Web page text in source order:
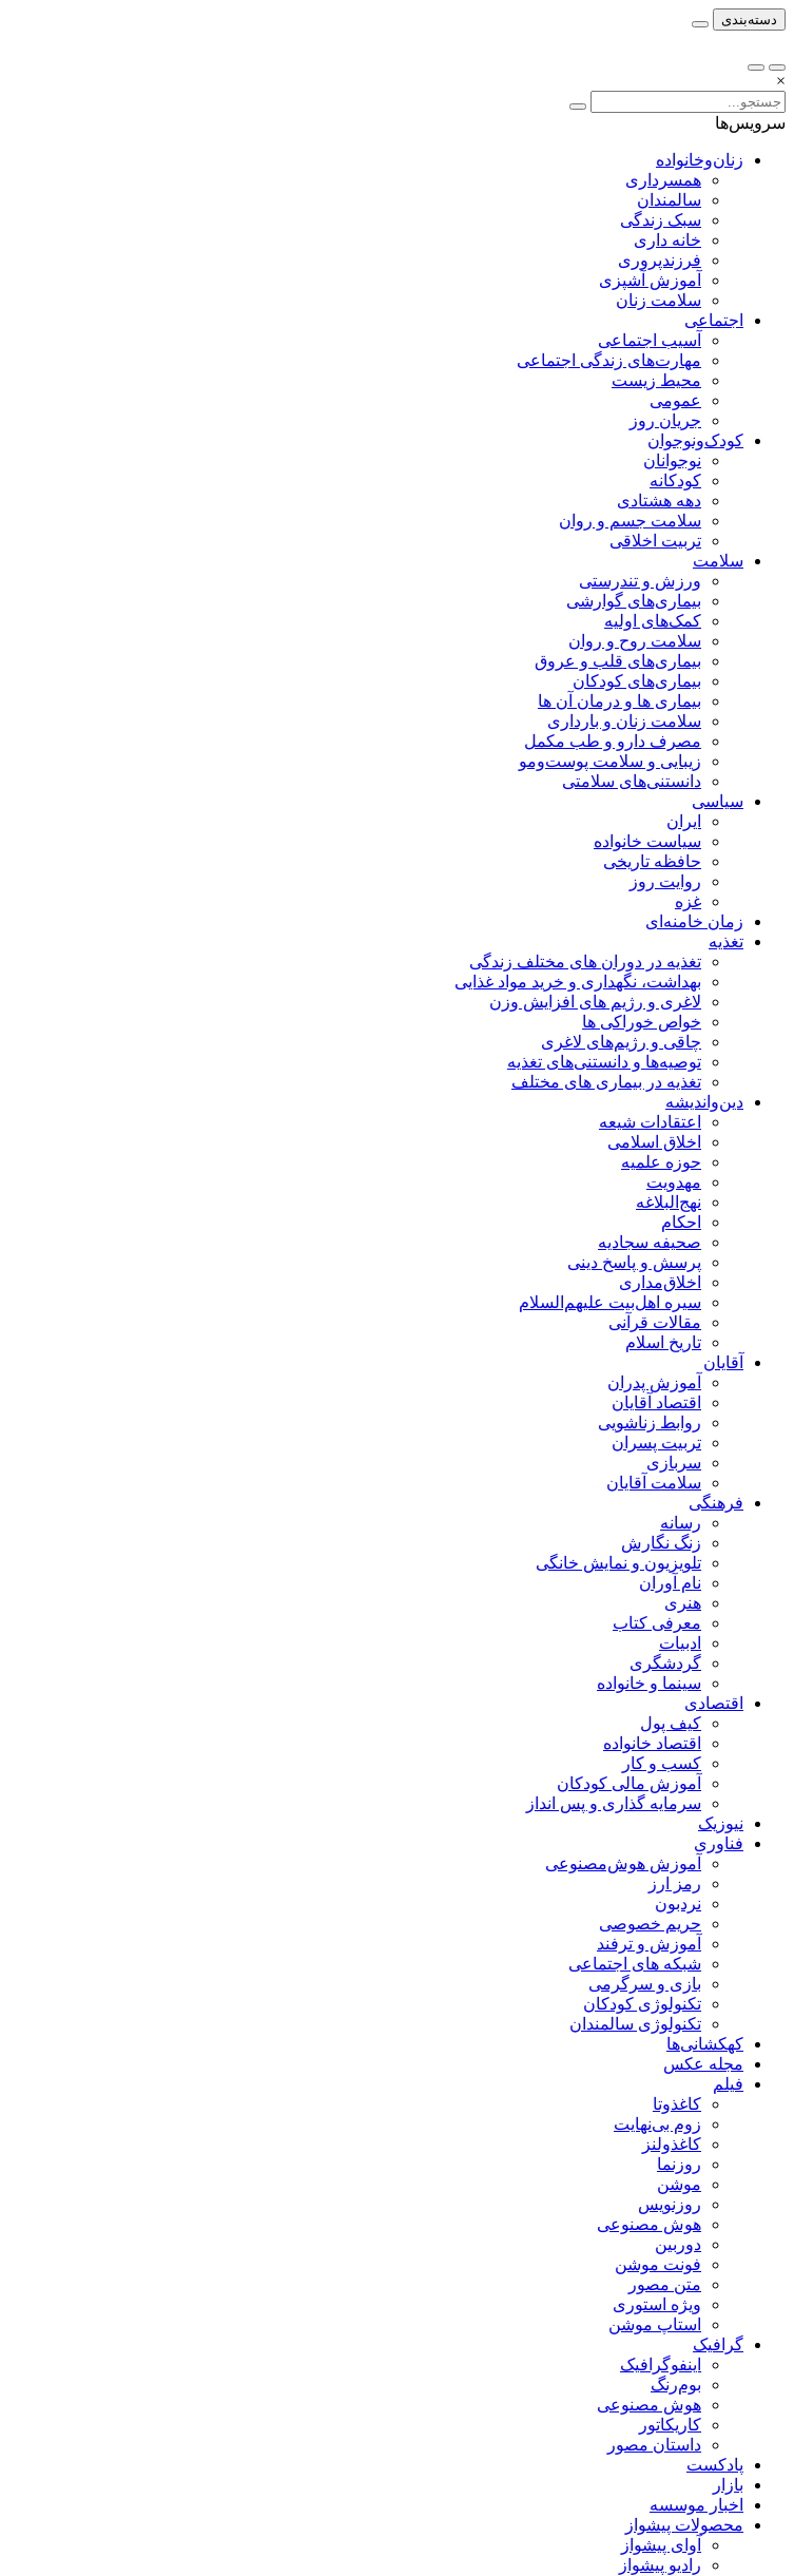
دسته‌بندی
×
سرویس‌ها
زنان‌وخانواده
همسرداری
سالمندان
سبک زندگی
خانه داری
فرزندپروری
آموزش آشپزی
سلامت زنان
اجتماعی
آسیب اجتماعی
مهارت‌های زندگی اجتماعی
محیط زیست
عمومی
جریان روز
کودک‌ونوجوان
نوجوانان
کودکانه
دهه هشتادی
سلامت جسم و روان
تربیت اخلاقی
سلامت
ورزش و تندرستی
بیماری‌های گوارشی
کمک‌های اولیه
سلامت روح و روان
بیماری‌های قلب و عروق
بیماری‌های کودکان
بیماری ها و درمان آن ها
سلامت زنان و بارداری
مصرف دارو و طب مکمل
زیبایی و سلامت پوست‌ومو
دانستنی‌های سلامتی
سیاسی
ایران
سیاست خانواده
حافظه تاریخی
روایت روز
غزه
زمان خامنه‌ای
تغذیه
تغذیه در دوران های مختلف زندگی
بهداشت، نگهداری و خرید مواد غذایی
لاغری و رژیم های افزایش وزن
خواص خوراكی ها
چاقی و رژیم‌های لاغری
توصیه‌ها و دانستنی‌های تغذیه
تغذیه در بیماری های مختلف
دین‌واندیشه
اعتقادات شیعه
اخلاق اسلامی
حوزه علمیه
مهدویت
نهج‌البلاغه
احکام
صحیفه سجادیه
پرسش و پاسخ دینی
اخلاق‌مداری
سیره اهل‌بیت علیهم‌السلام
مقالات قرآنی
تاریخ اسلام
آقایان
آموزش پدران
اقتصاد آقایان
روابط زناشویی
تربیت پسران
سربازی
سلامت آقایان
فرهنگی
رسانه
زنگ نگارش
تلویزیون و نمایش خانگی
نام آوران
هنری
معرفی کتاب
ادبیات
گردشگری
سینما و خانواده
اقتصادی
کیف پول
اقتصاد خانواده
کسب و کار
آموزش مالی کودکان
سرمایه گذاری و پس انداز
نیوزیک
فناوری
آموزش هوش‌مصنوعی
رمز ارز
نردبون
حریم خصوصی
آموزش و ترفند
شبکه های اجتماعی
بازی و سرگرمی
تکنولوژی کودکان
تکنولوژی سالمندان
کهکشانی‌ها
مجله عکس
فیلم
کاغذوتا
زوم بی‌نهایت
کاغذولنز
روزنما
موشن
روزنویس
هوش مصنوعی
دوربین
فونت موشن
متن مصور
ویژه استوری
استاپ موشن
گرافیک
اینفوگرافیک
بوم‌رنگ
هوش مصنوعی
کاریکاتور
داستان مصور
پادکست
بازار
اخبار موسسه
محصولات پیشواز
آوای پیشواز
رادیو پیشواز